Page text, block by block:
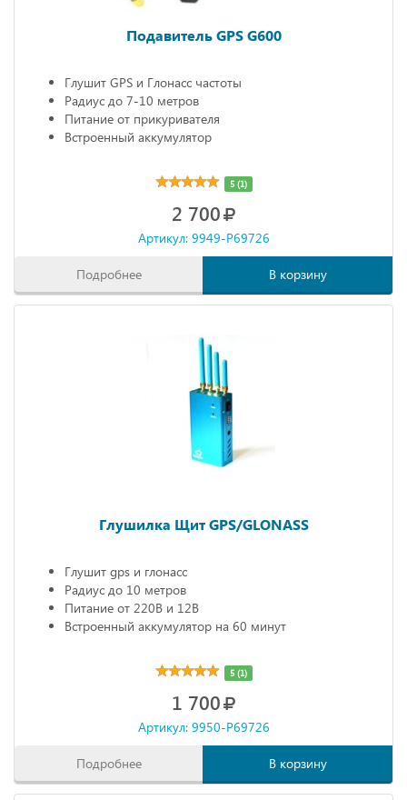
Подавитель GPS G600
Глушит GPS и Глонасс частоты
Радиус до 7-10 метров
Питание от прикуривателя
Встроенный аккумулятор
5 (1)
2 700
Артикул: 9949-P69726
Подробнее В корзину
Глушилка Щит GPS/GLONASS
Глушит gps и глонасс
Радиус до 10 метров
Питание от 220В и 12В
Встроенный аккумулятор на 60 минут
5 (1)
1 700
Артикул: 9950-P69726
Подробнее В корзину